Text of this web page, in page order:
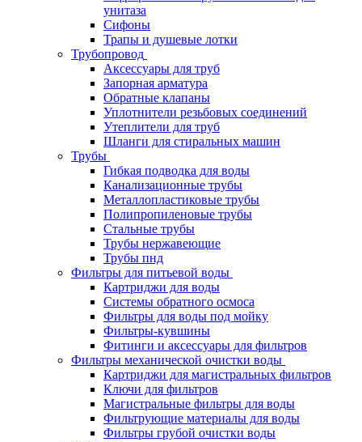
унитаза
Сифоны
Трапы и душевые лотки
Трубопровод
Аксессуары для труб
Запорная арматура
Обратные клапаны
Уплотнители резьбовых соединений
Утеплители для труб
Шланги для стиральных машин
Трубы
Гибкая подводка для воды
Канализационные трубы
Металлопластиковые трубы
Полипропиленовые трубы
Стальные трубы
Трубы нержавеющие
Трубы пнд
Фильтры для питьевой воды
Картриджи для воды
Системы обратного осмоса
Фильтры для воды под мойку
Фильтры-кувшины
Фитинги и аксессуары для фильтров
Фильтры механической очистки воды
Картриджи для магистральных фильтров
Ключи для фильтров
Магистральные фильтры для воды
Фильтрующие материалы для воды
Фильтры грубой очистки воды